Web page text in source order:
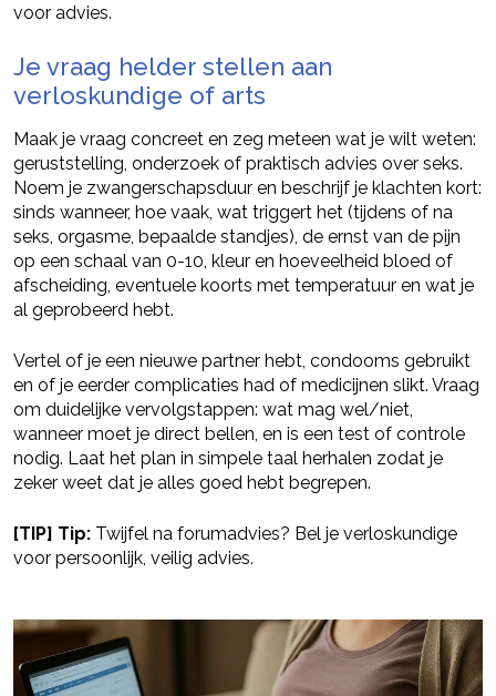
voor advies.
Je vraag helder stellen aan
verloskundige of arts
Maak je vraag concreet en zeg meteen wat je wilt weten:
geruststelling, onderzoek of praktisch advies over seks.
Noem je zwangerschapsduur en beschrijf je klachten kort:
sinds wanneer, hoe vaak, wat triggert het (tijdens of na
seks, orgasme, bepaalde standjes), de ernst van de pijn
op een schaal van 0-10, kleur en hoeveelheid bloed of
afscheiding, eventuele koorts met temperatuur en wat je
al geprobeerd hebt.
Vertel of je een nieuwe partner hebt, condooms gebruikt
en of je eerder complicaties had of medicijnen slikt. Vraag
om duidelijke vervolgstappen: wat mag wel/niet,
wanneer moet je direct bellen, en is een test of controle
nodig. Laat het plan in simpele taal herhalen zodat je
zeker weet dat je alles goed hebt begrepen.
[TIP] Tip: Twijfel na forumadvies? Bel je verloskundige
voor persoonlijk, veilig advies.